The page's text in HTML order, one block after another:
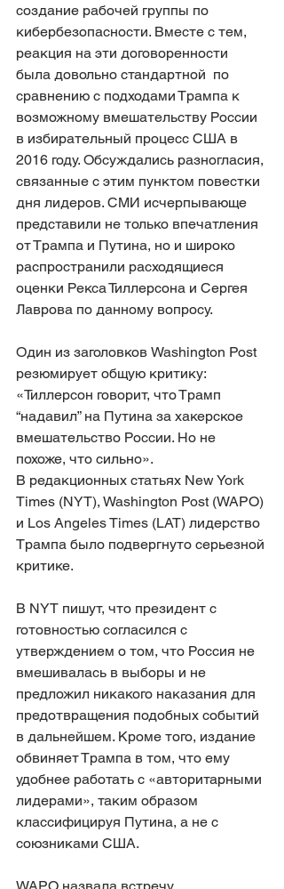
создание рабочей группы по
кибербезопасности. Вместе с тем,
реакция на эти договоренности
была довольно стандартной  по
сравнению с подходами Трампа к
возможному вмешательству России
в избирательный процесс США в
2016 году. Обсуждались разногласия,
связанные с этим пунктом повестки
дня лидеров. СМИ исчерпывающе
представили не только впечатления
от Трампа и Путина, но и широко
распространили расходящиеся
оценки Рекса Тиллерсона и Сергея
Лаврова по данному вопросу.
Один из заголовков Washington Post
резюмирует общую критику:
«Тиллерсон говорит, что Трамп
“надавил” на Путина за хакерское
вмешательство России. Но не
похоже, что сильно».
В редакционных статьях New York
Times (NYT), Washington Post (WAPO)
и Los Angeles Times (LAT) лидерство
Трампа было подвергнуто серьезной
критике.
В NYT пишут, что президент с
готовностью согласился с
утверждением о том, что Россия не
вмешивалась в выборы и не
предложил никакого наказания для
предотвращения подобных событий
в дальнейшем. Кроме того, издание
обвиняет Трампа в том, что ему
удобнее работать с «авторитарными
лидерами», таким образом
классифицируя Путина, а не с
союзниками США.
WAPO назвала встречу